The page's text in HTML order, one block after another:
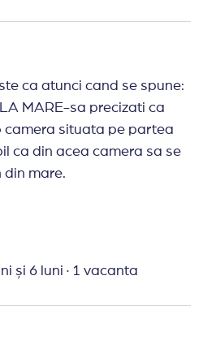
cand se spune:
MARE-sa precizati ca
camera situata pe partea
ca din acea camera sa se
mare.
și 6 luni · 1 vacanta